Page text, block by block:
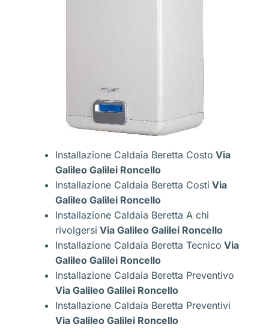
Installazione Caldaia Beretta Costo Via
Galileo Galilei Roncello
Installazione Caldaia Beretta Costi Via
Galileo Galilei Roncello
Installazione Caldaia Beretta A chi
rivolgersi Via Galileo Galilei Roncello
Installazione Caldaia Beretta Tecnico Via
Galileo Galilei Roncello
Installazione Caldaia Beretta Preventivo
Via Galileo Galilei Roncello
Installazione Caldaia Beretta Preventivi
Via Galileo Galilei Roncello